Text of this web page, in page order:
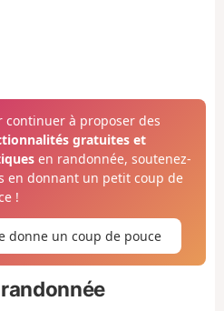
continuer à proposer des
gratuites et
en randonnée, soutenez-
en donnant un petit coup de
!
donne un coup de pouce